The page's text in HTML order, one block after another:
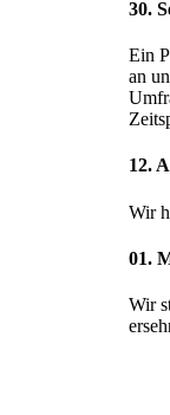
30.
Ein
an
12.
Wir
01.
Wir